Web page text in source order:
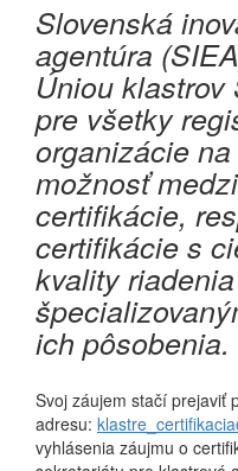
Slovenská
agentúra
Úniou klastrov
pre všetky
organizácie
možnosť
certifikácie,
certifikácie s
kvality
ich pôsobenia.
Svoj záujem stačí prejaviť
adresu:
vyhlásenia záujmu o